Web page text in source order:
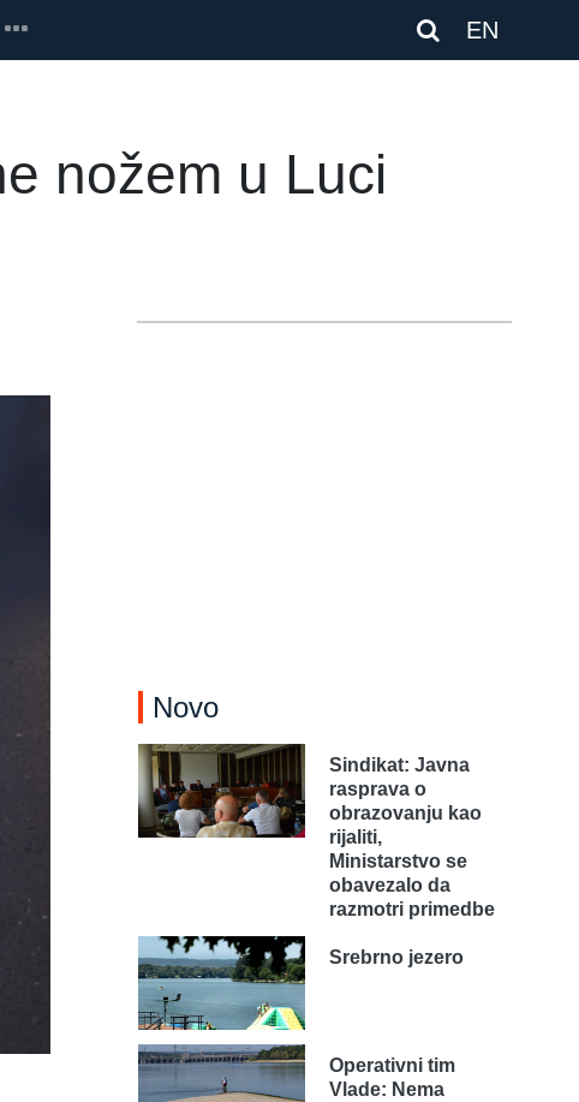
EN
nožem u Luci
Novo
Sindikat: Javna
rasprava o
obrazovanju kao
rijaliti,
Ministarstvo se
obavezalo da
razmotri primedbe
Srebrno jezero
Operativni tim
Vlade: Nema